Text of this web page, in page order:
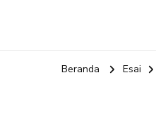
Beranda Esai